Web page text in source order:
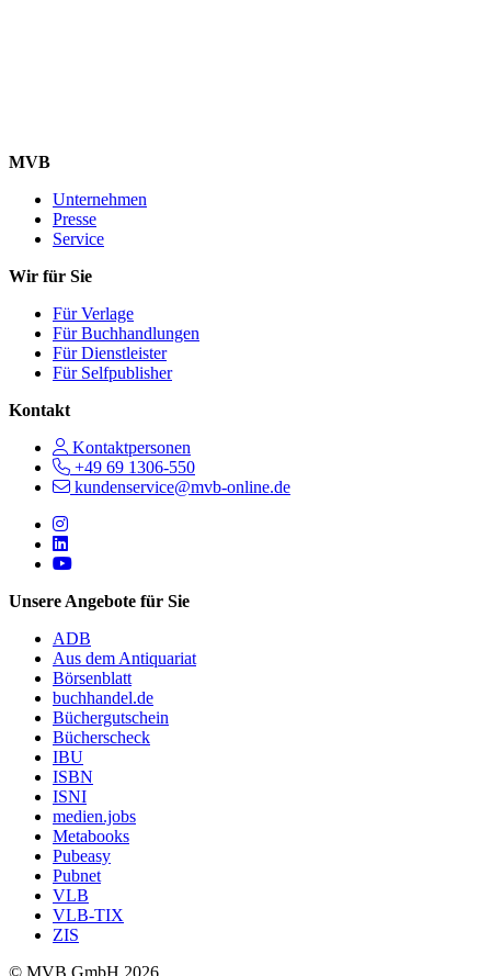
MVB
Unternehmen
Presse
Service
Wir für Sie
Für Verlage
Für Buchhandlungen
Für Dienstleister
Für Selfpublisher
Kontakt
Kontaktpersonen
+49 69 1306-550
kundenservice@mvb-online.de
Follow us on https://www.instagram.com/lifeatmvb/
Follow us on https://www.linkedin.com/company/mvbbooks
Follow us on https://www.youtube.com/@mvbbooks
Unsere Angebote für Sie
ADB
Aus dem Antiquariat
Börsenblatt
buchhandel.de
Büchergutschein
Bücherscheck
IBU
ISBN
ISNI
medien.jobs
Metabooks
Pubeasy
Pubnet
VLB
VLB-TIX
ZIS
© MVB GmbH 2026